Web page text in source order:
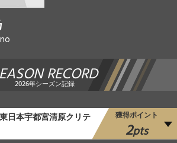
RECORD
2026年シーズン記録
日本宇都宮清原クリテ 獲得ポイント
2pts